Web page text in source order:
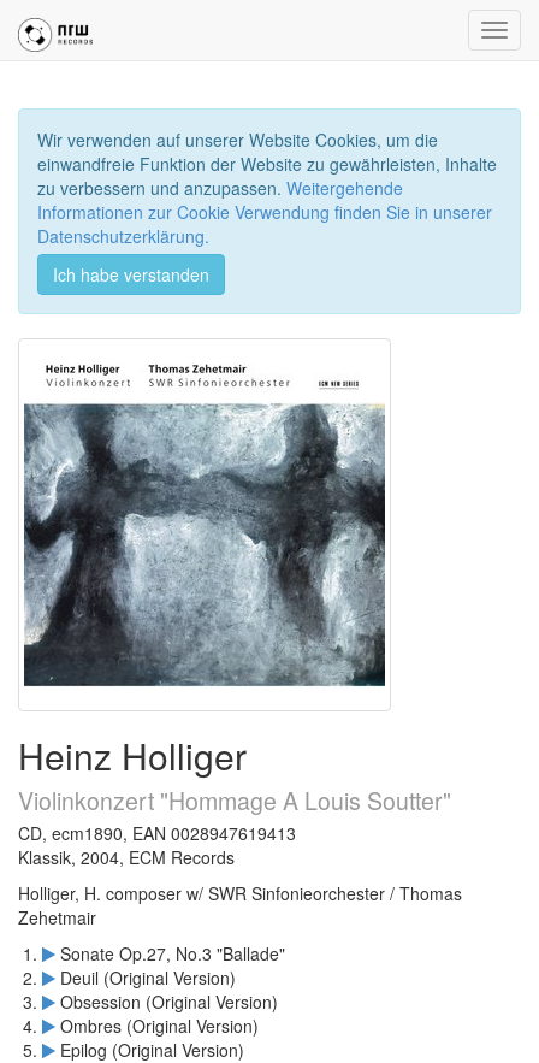
Wir verwenden auf unserer Website Cookies, um die
einwandfreie Funktion der Website zu gewährleisten, Inhalte
zu verbessern und anzupassen. Weitergehende
Informationen zur Cookie Verwendung finden Sie in unserer
Datenschutzerklärung.
Ich habe verstanden
Heinz Holliger
Violinkonzert "Hommage A Louis Soutter"
CD, ecm1890, EAN 0028947619413
Klassik, 2004, ECM Records
Holliger, H. composer w/ SWR Sinfonieorchester / Thomas
Zehetmair
Sonate Op.27, No.3 "Ballade"
Deuil (Original Version)
Obsession (Original Version)
Ombres (Original Version)
Epilog (Original Version)